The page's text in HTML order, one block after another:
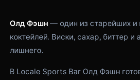
Олд Фэшн — один из старейших и
коктейлей. Виски, сахар, биттер и
лишнего.
В Locale Sports Bar Олд Фэшн